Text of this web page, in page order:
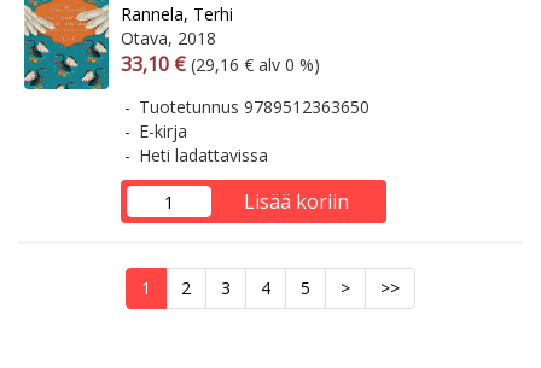
Rannela, Terhi
Otava, 2018
Arvonlisäverollinen hinta
33,10 € Arvonlisäveroton hinta
(29,16 € alv 0 %)
Tuotetunnus 9789512363650
E-kirja
Heti ladattavissa
Lisää koriin
1 2 3 4 5 > >>